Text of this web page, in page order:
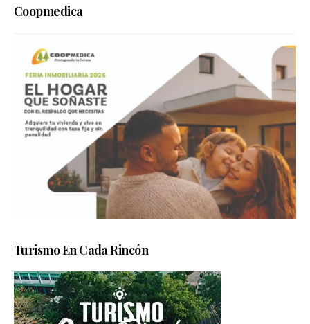
Coopmedica
Turismo En Cada Rincón